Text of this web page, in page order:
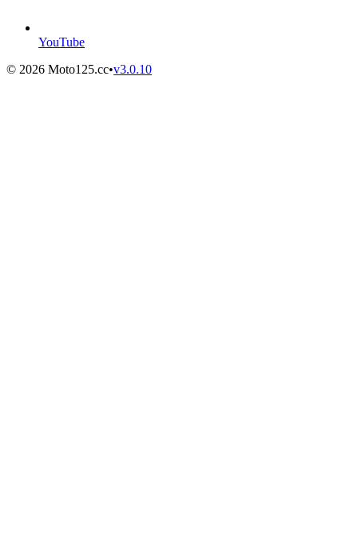
YouTube
© 2026 Moto125.cc•v3.0.10